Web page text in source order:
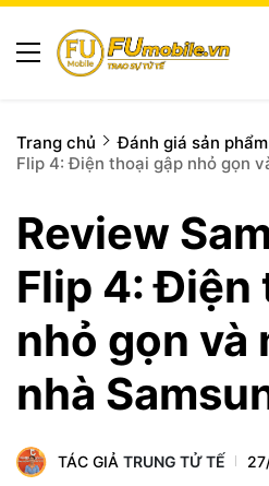
Trang chủ Đánh giá sản phẩm
Flip 4: Điện thoại gập nhỏ gọn
Review
Flip 4: Điện
nhỏ gọn và
nhà
TÁC GIẢ TRUNG TỬ TẾ